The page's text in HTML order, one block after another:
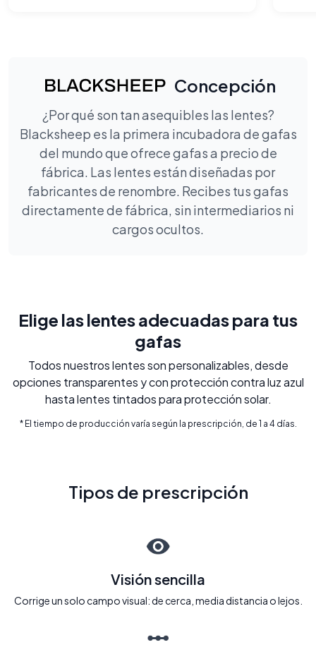
Concepción
¿Por qué son tan asequibles las lentes?
Blacksheep es la primera incubadora de gafas
del mundo que ofrece gafas a precio de
fábrica. Las lentes están diseñadas por
fabricantes de renombre. Recibes tus gafas
directamente de fábrica, sin intermediarios ni
cargos ocultos.
Elige las lentes adecuadas para tus
gafas
Todos nuestros lentes son personalizables, desde
opciones transparentes y con protección contra luz azul
hasta lentes tintados para protección solar.
* El tiempo de producción varía según la prescripción, de 1 a 4 días.
Tipos de prescripción
Visión sencilla
Corrige un solo campo visual: de cerca, media distancia o lejos.